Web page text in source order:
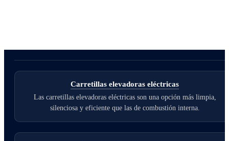
Carretillas elevadoras eléctricas
Las carretillas elevadoras eléctricas son una opción más limpia,
silenciosa y eficiente que las de combustión interna.